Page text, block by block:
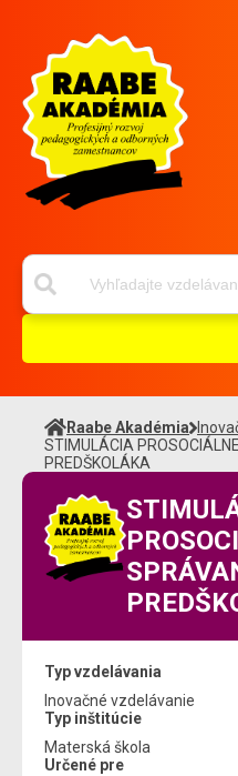
Raabe Akadémia
STIMULÁCIA
PREDŠKOLÁKA
Typ vzdelávania
Inovačné vzdelávanie
Typ inštitúcie
Materská škola
Určené pre